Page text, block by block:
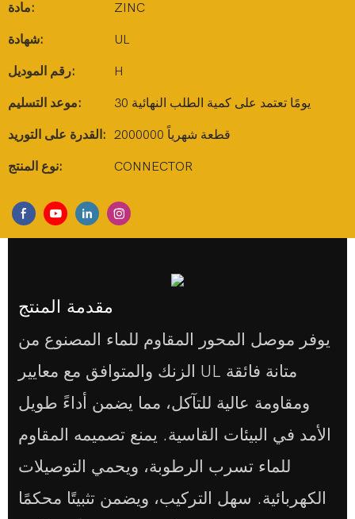
مادة: ZINC
شهادة: UL
رقم الموديل: H
موعد التسليم: 30 يومًا تعتمد على كمية الطلب النهائية
القدرة على التوريد: 2000000 قطعة شهرياً
نوع المنتج: CONNECTOR
مقدمة المنتج
يوفر موصل المحور المقاوم للماء المصنوع من
الزنك والمتوافق مع معايير UL متانة فائقة
ومقاومة عالية للتآكل، مما يضمن أداءً طويل
الأمد في البيئات القاسية. يمنع تصميمه المقاوم
للماء تسرب الرطوبة، ويحمي التوصيلات
الكهربائية. سهل التركيب، ويضمن تثبيتًا محكمًا